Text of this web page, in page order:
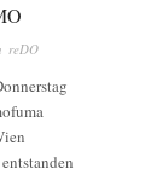
reDO